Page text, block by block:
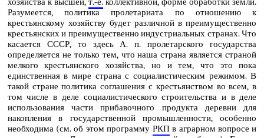
Разумеется, политика пролетариата по отношению к
крестьянскому хозяйству будет различной в преимущественно
крестьянских и преимущественно индустриальных странах. Что
касается СССР, то здесь А. п. пролетарского государства
определяется не только тем, что наша страна является страной
мелкого крестьянского хозяйства, но и тем, что это пока
единственная в мире страна с социалистическим режимом. В
такой стране политика соглашения с крестьянством во всем, в
том числе в деле социалистического строительства и в деле
использования части прибавочного продукта деревни для
накопления в государственной промышленности, особенно
необходима (см. об этом программу РКПв аграрном вопросе и